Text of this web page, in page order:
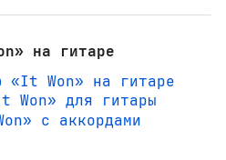
на гитаре
«It Won» на гитаре
Won» для гитары
с аккордами